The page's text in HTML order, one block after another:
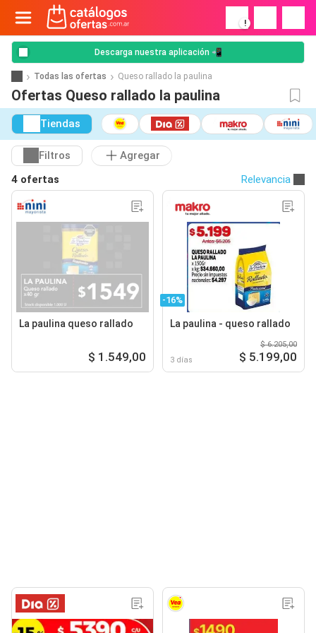
!
Descarga nuestra aplicación 📲
Todas las ofertas Queso rallado la paulina
Ofertas Queso rallado la paulina
Tiendas
Filtros
Agregar
4 ofertas
Relevancia
La paulina queso rallado
$ 1.549,00
-16%
La paulina - queso rallado
3 días
$ 6.205,00
$ 5.199,00